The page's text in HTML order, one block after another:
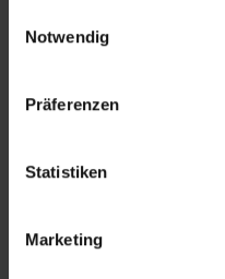
Einwilligung können Sie
Notwendig
Präferenzen
Statistiken
Marketing
Ort*
Telefon